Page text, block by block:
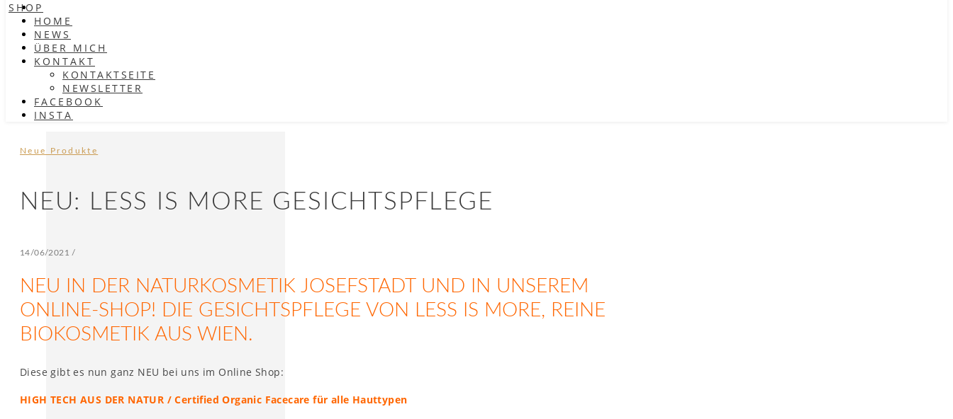
SHOP
HOME
NEWS
ÜBER MICH
KONTAKT
KONTAKTSEITE
NEWSLETTER
FACEBOOK
INSTA
Neue Produkte
NEU: LESS IS MORE GESICHTSPFLEGE
14/06/2021 /
NEU IN DER NATURKOSMETIK JOSEFSTADT UND IN UNSEREM
ONLINE-SHOP! DIE GESICHTSPFLEGE VON LESS IS MORE, REINE
BIOKOSMETIK AUS WIEN.
Diese gibt es nun ganz NEU bei uns im Online Shop:
HIGH TECH AUS DER NATUR / Certified Organic Facecare für alle Hauttypen